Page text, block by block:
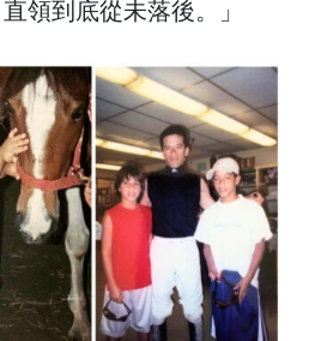
領到底從未落後。」